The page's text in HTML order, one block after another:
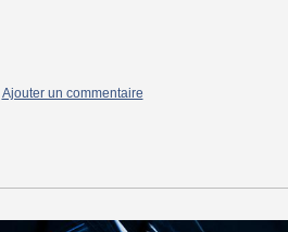
Ajouter un commentaire